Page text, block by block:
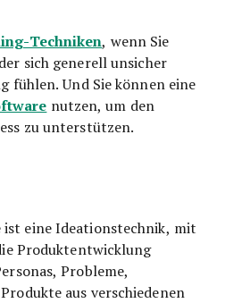
Techniken, wenn Sie
sich generell unsicher
fühlen. Und Sie können eine
nutzen, um den
zu unterstützen.
ist eine Ideationstechnik, mit
Produktentwicklung
Probleme,
aus verschiedenen